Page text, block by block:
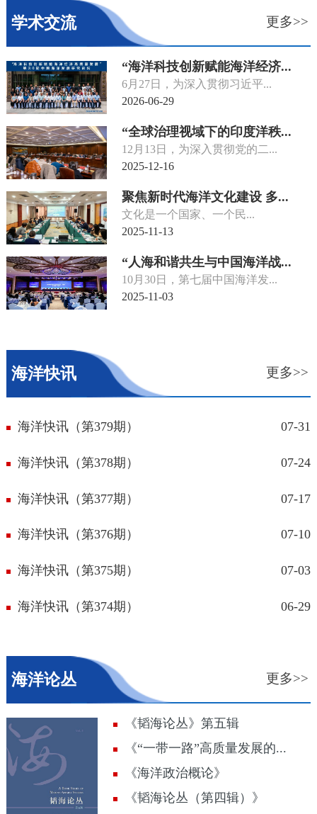
学术交流 更多>>
“海洋科技创新赋能海洋经济...
6月27日，为深入贯彻习近平...
2026-06-29
“全球治理视域下的印度洋秩...
12月13日，为深入贯彻党的二...
2025-12-16
聚焦新时代海洋文化建设 多...
文化是一个国家、一个民...
2025-11-13
“人海和谐共生与中国海洋战...
10月30日，第七届中国海洋发...
2025-11-03
海洋快讯 更多>>
海洋快讯（第379期） 07-31
海洋快讯（第378期） 07-24
海洋快讯（第377期） 07-17
海洋快讯（第376期） 07-10
海洋快讯（第375期） 07-03
海洋快讯（第374期） 06-29
海洋论丛 更多>>
《韬海论丛》第五辑
《“一带一路”高质量发展的...
《海洋政治概论》
《韬海论丛（第四辑）》